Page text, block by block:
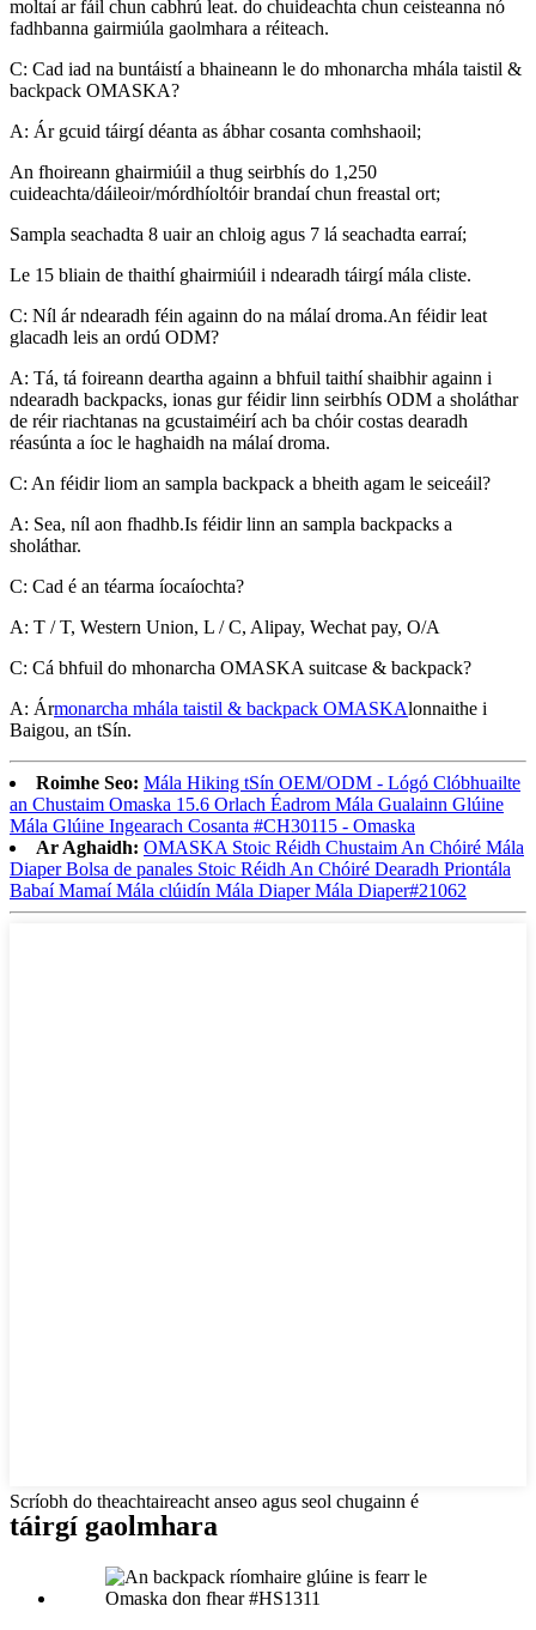
moltaí ar fáil chun cabhrú leat. do chuideachta chun ceisteanna nó
fadhbanna gairmiúla gaolmhara a réiteach.
C: Cad iad na buntáistí a bhaineann le do mhonarcha mhála taistil &
backpack OMASKA?
A: Ár gcuid táirgí déanta as ábhar cosanta comhshaoil;
An fhoireann ghairmiúil a thug seirbhís do 1,250
cuideachta/dáileoir/mórdhíoltóir brandaí chun freastal ort;
Sampla seachadta 8 uair an chloig agus 7 lá seachadta earraí;
Le 15 bliain de thaithí ghairmiúil i ndearadh táirgí mála cliste.
C: Níl ár ndearadh féin againn do na málaí droma.An féidir leat
glacadh leis an ordú ODM?
A: Tá, tá foireann deartha againn a bhfuil taithí shaibhir againn i
ndearadh backpacks, ionas gur féidir linn seirbhís ODM a sholáthar
de réir riachtanas na gcustaiméirí ach ba chóir costas dearadh
réasúnta a íoc le haghaidh na málaí droma.
C: An féidir liom an sampla backpack a bheith agam le seiceáil?
A: Sea, níl aon fhadhb.Is féidir linn an sampla backpacks a
sholáthar.
C: Cad é an téarma íocaíochta?
A: T / T, Western Union, L / C, Alipay, Wechat pay, O/A
C: Cá bhfuil do mhonarcha OMASKA suitcase & backpack?
A: Ármonarcha mhála taistil & backpack OMASKAlonnaithe i
Baigou, an tSín.
Roimhe Seo: Mála Hiking tSín OEM/ODM - Lógó Clóbhuailte
an Chustaim Omaska ​​15.6 Orlach Éadrom Mála Gualainn Glúine
Mála Glúine Ingearach Cosanta #CH30115 - Omaska
Ar Aghaidh: OMASKA Stoic Réidh Chustaim An Chóiré Mála
Diaper Bolsa de panales Stoic Réidh An Chóiré Dearadh Priontála
Babaí Mamaí Mála clúidín Mála Diaper Mála Diaper#21062
Scríobh do theachtaireacht anseo agus seol chugainn é
táirgí gaolmhara